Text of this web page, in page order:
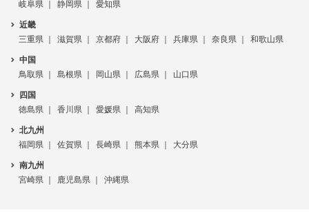
岐阜県
静岡県 愛知県
近畿
三重県
滋賀県 京都府 大阪府 兵庫県 奈良県 和歌山県
中国
鳥取県
島根県 岡山県 広島県 山口県
四国
徳島県
香川県 愛媛県 高知県
北九州
福岡県
佐賀県 長崎県 熊本県 大分県
南九州
宮崎県
鹿児島県 沖縄県